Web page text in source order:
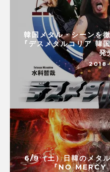
韓国メタル・シーンを
『デスメタルコリア 韓
発
6/9（土）日韓のメタ
『NO